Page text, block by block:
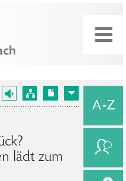
lädt zum